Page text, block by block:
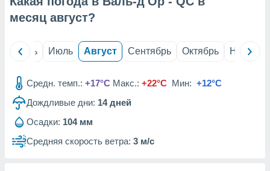
из
данных
месяц август?
Июнь Июль Август Сентябрь Октябрь Ноябрь
Средн. темп.: +17°C Макс.: +22°C Мин: +12°C
Дождливые дни: 14дней
Осадки: 104 мм
Средняя скорость ветра: 3 м/с